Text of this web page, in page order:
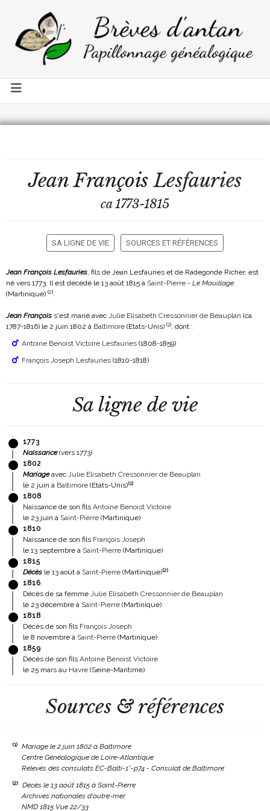
Jean FrançoisLesfauries
ca 1773-1815
SA LIGNE DE VIE SOURCES ET RÉFÉRENCES
Jean François Lesfauries, fils de Jean Lesfauries et de Radegonde Richer, est
né vers 1773. Il est décédé le 13 août 1815 à Saint-Pierre - Le Mouillage
(Martinique) (2).
Jean François s'est marié avec Julie Elisabeth Cressonnier de Beauplan (ca
1787-1816) le 2 juin 1802 à Baltimore (Etats-Unis) (1), dont :
Antoine Benoist Victoire Lesfauries (1808-1859)
François Joseph Lesfauries (1810-1818)
Sa ligne de vie
1773
Naissance(vers 1773)
1802
Mariageavec Julie Elisabeth Cressonnier de Beauplan
le 2 juin à Baltimore (Etats-Unis)(1)
1808
Naissance de son fils Antoine Benoist Victoire
le 23 juin à Saint-Pierre (Martinique)
1810
Naissance de son fils François Joseph
le 13 septembre à Saint-Pierre (Martinique)
1815
Décès le 13 août à Saint-Pierre (Martinique)(2)
1816
Décès de sa femme Julie Elisabeth Cressonnier de Beauplan
le 23 décembre à Saint-Pierre (Martinique)
1818
Décès de son fils François Joseph
le 8 novembre à Saint-Pierre (Martinique)
1859
Décès de son fils Antoine Benoist Victoire
le 25 mars au Havre (Seine-Maritime)
Sources & références
(1)
Mariage le 2 juin 1802 à Baltimore
Centre Généalogique de Loire-Atlantique
Relevés des consulats EC-Balti-1*-p74 - Consulat de Baltimore
(2)
Décès le 13 août 1815 à Saint-Pierre
Archives nationales d'outre-mer
NMD 1815 Vue 22/33